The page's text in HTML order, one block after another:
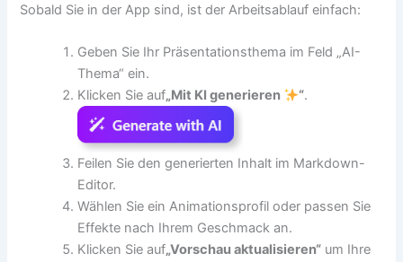
Sobald Sie in der App sind, ist der Arbeitsablauf einfach:
Geben Sie Ihr Präsentationsthema im Feld „AI-
Thema“ ein.
Klicken Sie auf„Mit KI generieren “.
Feilen Sie den generierten Inhalt im Markdown-
Editor.
Wählen Sie ein Animationsprofil oder passen Sie
Effekte nach Ihrem Geschmack an.
Klicken Sie auf„Vorschau aktualisieren“ um Ihre